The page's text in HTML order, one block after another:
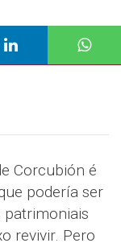
Corcubión é
podería ser
patrimoniais
revivir. Pero